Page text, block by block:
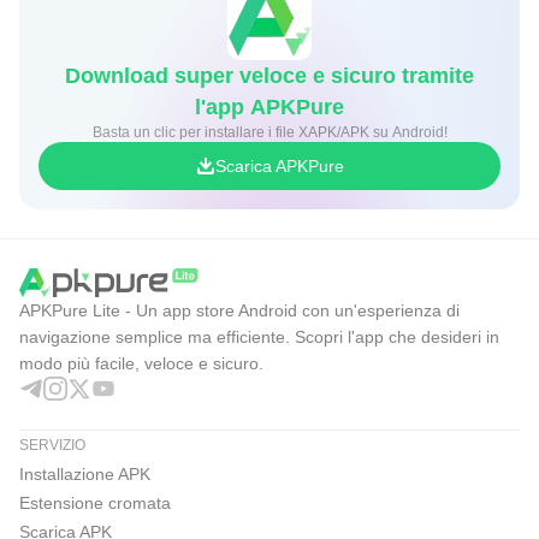
Download super veloce e sicuro tramite
l'app APKPure
Basta un clic per installare i file XAPK/APK su Android!
Scarica APKPure
APKPure Lite - Un app store Android con un'esperienza di
navigazione semplice ma efficiente. Scopri l'app che desideri in
modo più facile, veloce e sicuro.
SERVIZIO
Installazione APK
Estensione cromata
Scarica APK